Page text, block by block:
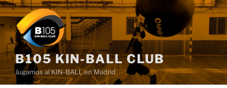
Saltar
al
contenido
B105 KIN-BALL CLUB
Jugamos al KIN-BALL en Madrid